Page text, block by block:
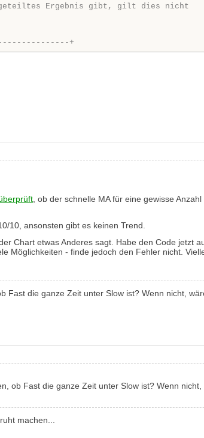
Ergebnis gibt, gilt dies nicht
+
, ob der schnelle MA für eine gewisse
10, ansonsten gibt es keinen Trend.
Chart etwas Anderes sagt. Habe den Code jetzt
Möglichkeiten - finde jedoch den Fehler nicht.
die ganze Zeit unter Slow ist? Wenn nicht,
ob Fast die ganze Zeit unter Slow ist? Wenn
machen...